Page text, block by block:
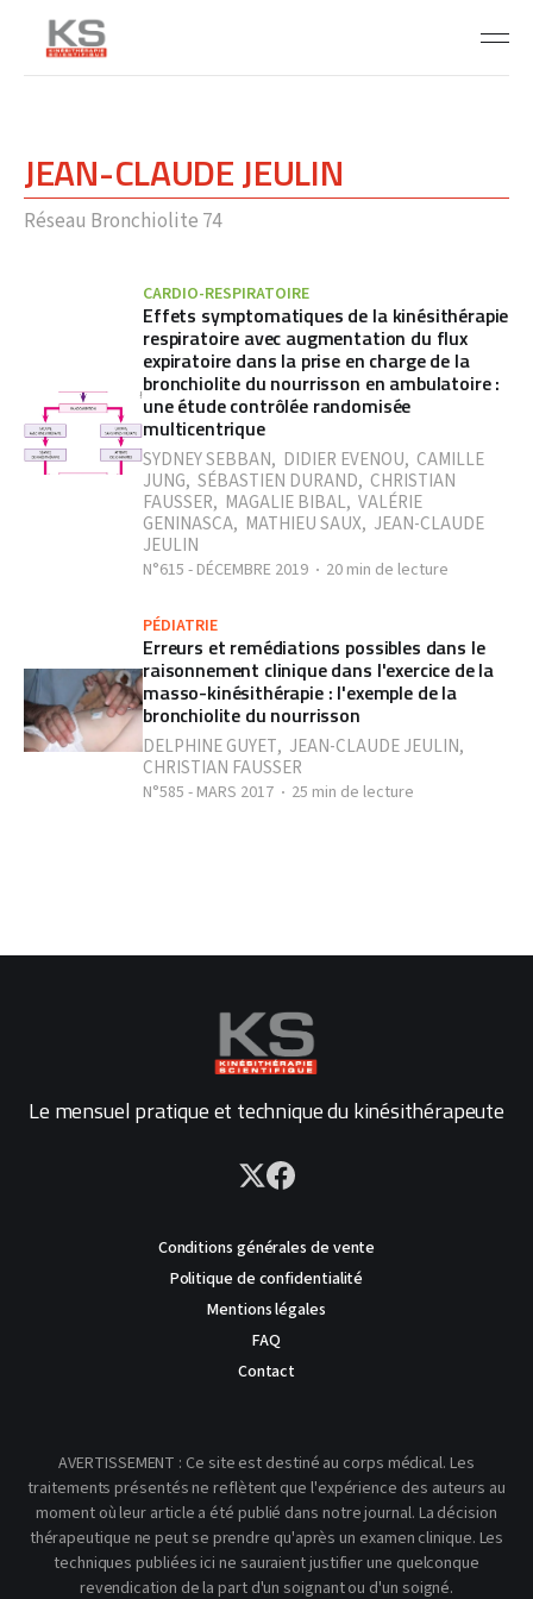
JEAN-CLAUDE JEULIN
Réseau Bronchiolite 74
CARDIO-RESPIRATOIRE
Effets symptomatiques de la kinésithérapie
respiratoire avec augmentation du flux
expiratoire dans la prise en charge de la
bronchiolite du nourrisson en ambulatoire :
une étude contrôlée randomisée
multicentrique
SYDNEY SEBBAN, DIDIER EVENOU, CAMILLE
JUNG, SÉBASTIEN DURAND, CHRISTIAN
FAUSSER, MAGALIE BIBAL, VALÉRIE
GENINASCA, MATHIEU SAUX, JEAN-CLAUDE
JEULIN
N°615 - DÉCEMBRE 2019 20 min de lecture
PÉDIATRIE
Erreurs et remédiations possibles dans le
raisonnement clinique dans l'exercice de la
masso-kinésithérapie : l'exemple de la
bronchiolite du nourrisson
DELPHINE GUYET, JEAN-CLAUDE JEULIN,
CHRISTIAN FAUSSER
N°585 - MARS 2017 25 min de lecture
Le mensuel pratique et technique du kinésithérapeute
Conditions générales de vente
Politique de confidentialité
Mentions légales
FAQ
Contact
AVERTISSEMENT : Ce site est destiné au corps médical. Les
traitements présentés ne reflètent que l'expérience des auteurs au
moment où leur article a été publié dans notre journal. La décision
thérapeutique ne peut se prendre qu'après un examen clinique. Les
techniques publiées ici ne sauraient justifier une quelconque
revendication de la part d'un soignant ou d'un soigné.